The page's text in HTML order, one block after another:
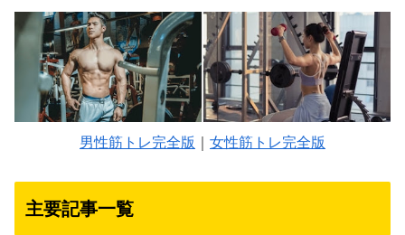
男性筋トレ完全版 女性筋トレ完全版
主要記事一覧